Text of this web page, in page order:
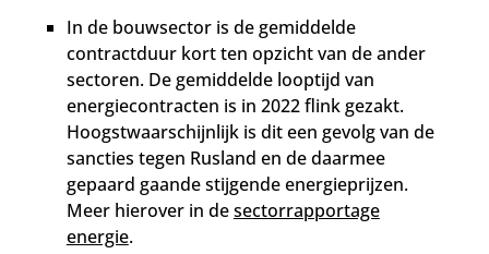
In de bouwsector is de gemiddelde
contractduur kort ten opzicht van de ander
sectoren. De gemiddelde looptijd van
energiecontracten is in 2022 flink gezakt.
Hoogstwaarschijnlijk is dit een gevolg van de
sancties tegen Rusland en de daarmee
gepaard gaande stijgende energieprijzen.
Meer hierover in desectorrapportage
energie.